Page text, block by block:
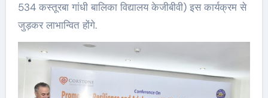
534 कस्तूरबा गांधी बालिका विद्यालय केजीबीवी) इस कार्यक्रम से
जुड़कर लाभान्वित होंगे.